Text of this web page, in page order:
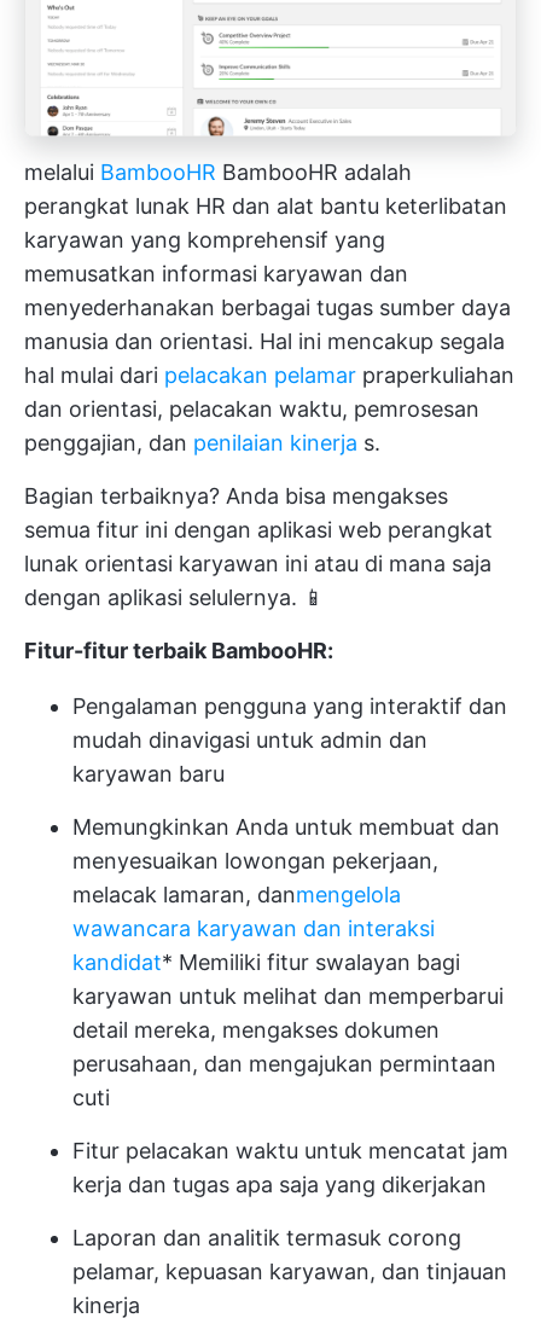
melalui BambooHR BambooHR adalah
perangkat lunak HR dan alat bantu keterlibatan
karyawan yang komprehensif yang
memusatkan informasi karyawan dan
menyederhanakan berbagai tugas sumber daya
manusia dan orientasi. Hal ini mencakup segala
hal mulai dari pelacakan pelamar praperkuliahan
dan orientasi, pelacakan waktu, pemrosesan
penggajian, dan penilaian kinerja s.
Bagian terbaiknya? Anda bisa mengakses
semua fitur ini dengan aplikasi web perangkat
lunak orientasi karyawan ini atau di mana saja
dengan aplikasi selulernya. 📱
Fitur-fitur terbaik BambooHR:
Pengalaman pengguna yang interaktif dan
mudah dinavigasi untuk admin dan
karyawan baru
Memungkinkan Anda untuk membuat dan
menyesuaikan lowongan pekerjaan,
melacak lamaran, danmengelola
wawancara karyawan dan interaksi
kandidat* Memiliki fitur swalayan bagi
karyawan untuk melihat dan memperbarui
detail mereka, mengakses dokumen
perusahaan, dan mengajukan permintaan
cuti
Fitur pelacakan waktu untuk mencatat jam
kerja dan tugas apa saja yang dikerjakan
Laporan dan analitik termasuk corong
pelamar, kepuasan karyawan, dan tinjauan
kinerja